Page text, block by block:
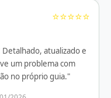
⭐⭐⭐⭐⭐
atualizado e
um problema com
no próprio guia."